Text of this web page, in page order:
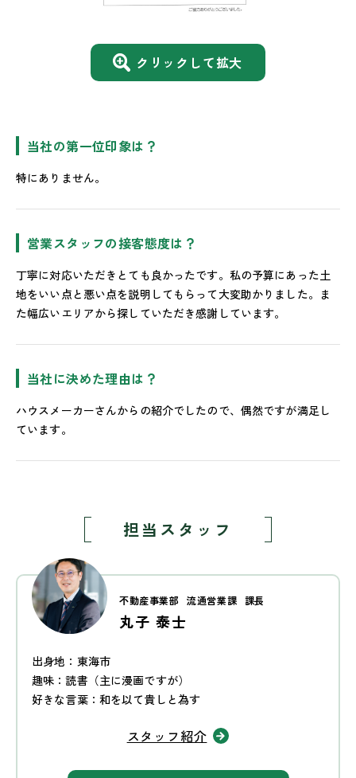
クリックして拡大
当社の第一位印象は？
特にありません。
営業スタッフの接客態度は？
丁寧に対応いただきとても良かったです。私の予算にあった土
地をいい点と悪い点を説明してもらって大変助かりました。ま
た幅広いエリアから探していただき感謝しています。
当社に決めた理由は？
ハウスメーカーさんからの紹介でしたので、偶然ですが満足し
ています。
担当スタッフ
不動産事業部 流通営業課 課長
丸子 泰士
出身地：東海市
趣味：読書（主に漫画ですが）
好きな言葉：和を以て貴しと為す
スタッフ紹介